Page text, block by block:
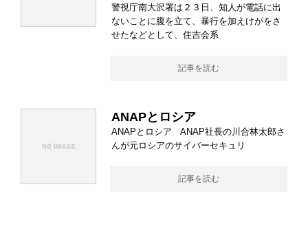
警視庁南大沢署は２３日、知人が電話に出
ないことに腹を立て、暴行を加えけがをさ
せたなどとして、住吉会系
記事を読む
ANAPとロシア
ANAPとロシア ANAP社長の川合林太郎さ
んが元ロシアのサイバーセキュリ
記事を読む